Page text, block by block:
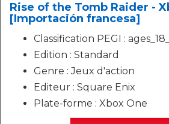
Rise of the Tomb Raider -
[Importación francesa]
Classification PEGI :
Edition : Standard
Genre : Jeux d'action
Editeur : Square Enix
Plate-forme : Xbox One